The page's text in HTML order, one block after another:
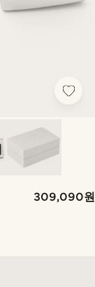
309,090원